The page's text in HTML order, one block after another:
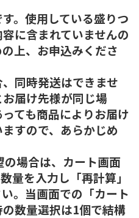
。使用している盛りつ
に含まれていませんの
上、お申込みくださ
同時発送はできませ
届け先様が同じ場
ても商品によりお届け
すので、あらかじめ
場合は、カート画面
量を入力し「再計算」
。当画面での「カート
数量選択は1個で結構